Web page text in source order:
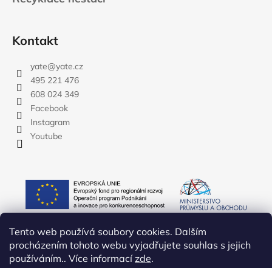
Tento web používá soubory cookies. Dalším
procházením tohoto webu vyjadřujete souhlas s jejich
používáním.. Více informacízde.
Kontakt
yate@yate.cz
495 221 476
608 024 349
Facebook
Instagram
Youtube